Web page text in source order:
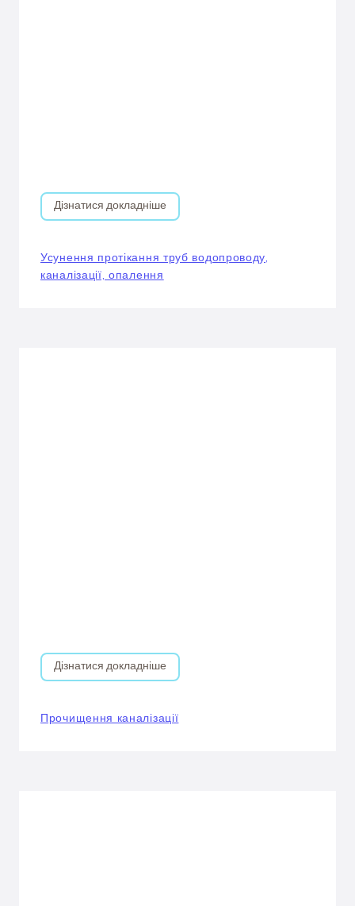
Дізнатися докладніше
Усунення протікання труб водопроводу,
каналізації, опалення
Дізнатися докладніше
Прочищення каналізації